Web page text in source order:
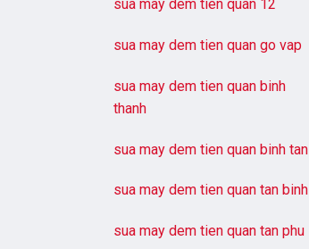
sua may dem tien quan 12
sua may dem tien quan go vap
sua may dem tien quan binh
thanh
sua may dem tien quan binh tan
sua may dem tien quan tan binh
sua may dem tien quan tan phu